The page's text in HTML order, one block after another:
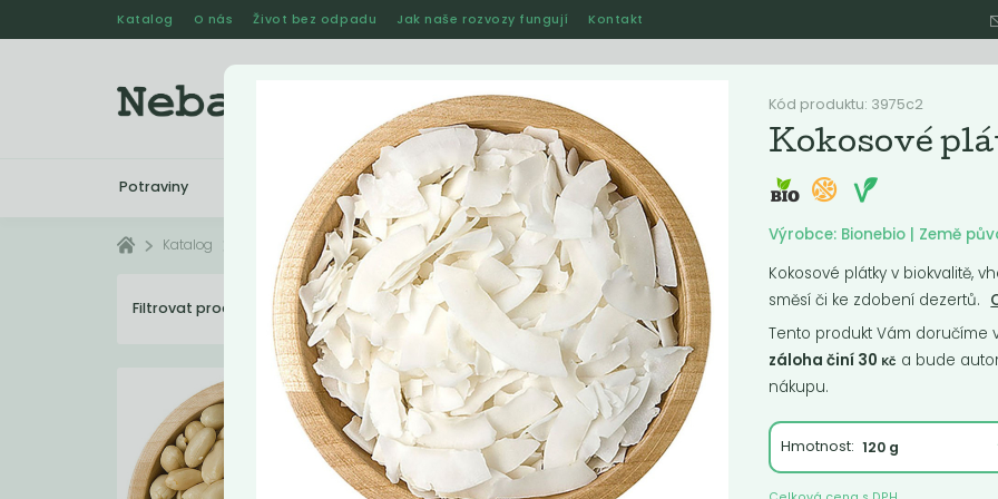
Katalog O nás Život bez odpadu Jak naše rozvozy fungují Kontakt
Potraviny Drogerie Kosmetika Ostatní Jak naše rozvozy
Katalog Potraviny Ořechy
Filtrovat produkty 12 Doporučené Nejlevnější Nejdražší Nejprodávanější
Kód produktu: 3975c2
Kokosové
Výrobce: Bionebio | Země
Kokosové plátky v biokvalitě,
směsí či ke zdobení dezertů.
Tento produkt Vám doručíme
záloha činí 30 Kč a bude
nákupu.
Hmotnost: